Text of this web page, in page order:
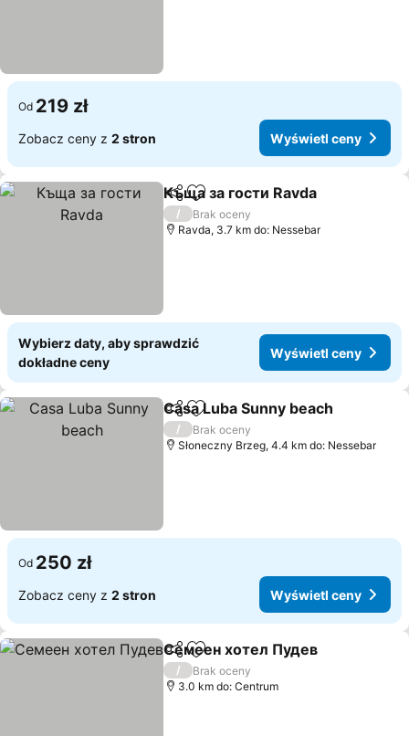
Od 219 zł
Zobacz ceny z 2 stron Wyświetl ceny
Udostępnij
Dodaj do ulubionych
Къща за гости Ravda
/
Brak oceny
Ravda, 3.7 km do: Nessebar
Wybierz daty, aby sprawdzić
dokładne ceny
Wyświetl ceny
Udostępnij
Dodaj do ulubionych
Casa Luba Sunny beach
/
Brak oceny
Słoneczny Brzeg, 4.4 km do: Nessebar
Od 250 zł
Zobacz ceny z 2 stron Wyświetl ceny
Udostępnij
Dodaj do ulubionych
Семеен хотел Пудев
/
Brak oceny
3.0 km do: Centrum